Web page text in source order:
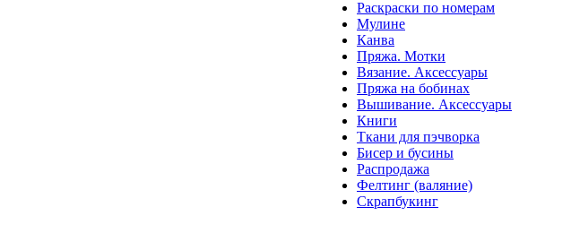
Раскраски по номерам
Мулине
Канва
Пряжа. Мотки
Вязание. Аксессуары
Пряжа на бобинах
Вышивание. Аксессуары
Книги
Ткани для пэчворка
Бисер и бусины
Распродажа
Фелтинг (валяние)
Скрапбукинг